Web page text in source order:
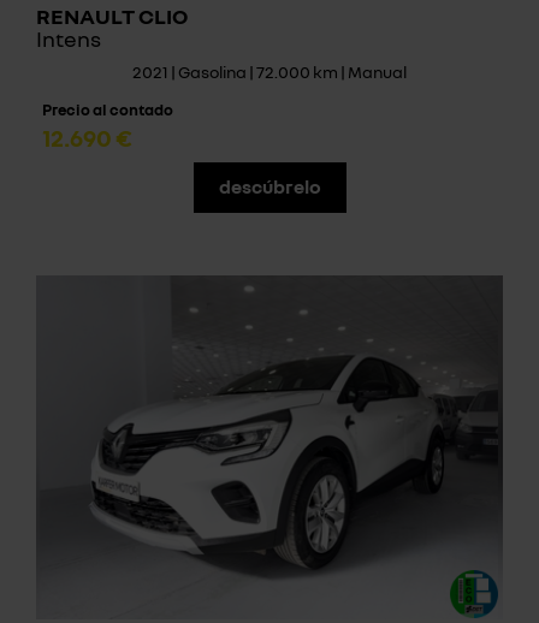
RENAULT CLIO
Intens
2021 | Gasolina | 72.000 km | Manual
Precio al contado
12.690 €
descúbrelo